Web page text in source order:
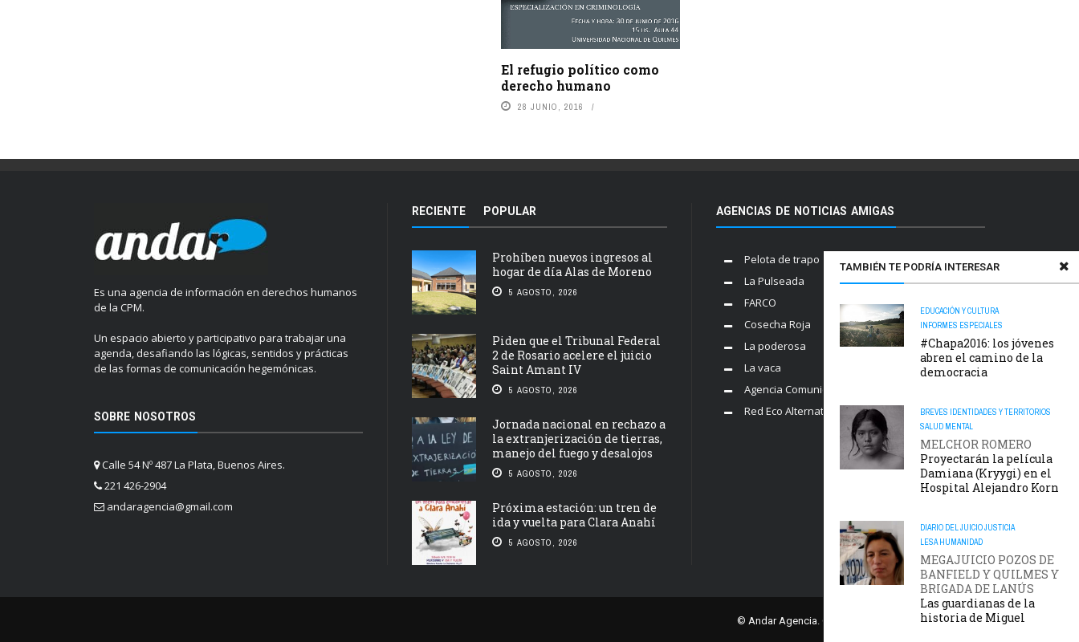
El refugio político como
derecho humano
28 JUNIO, 2016
TAMBIÉN TE PODRÍA INTERESAR
EDUCACIÓN Y CULTURA
INFORMES ESPECIALES
#Chapa2016: los jóvenes
abren el camino de la
democracia
BREVES IDENTIDADES Y TERRITORIOS
SALUD MENTAL
MELCHOR ROMERO
Proyectarán la película
Damiana (Kryygi) en el
Hospital Alejandro Korn
DIARIO DEL JUICIOJUSTICIA
LESA HUMANIDAD
MEGAJUICIO POZOS DE
BANFIELD Y QUILMES Y
BRIGADA DE LANÚS
Las guardianas de la
historia de Miguel
Es una agencia de información en derechos humanos
de la CPM.
Un espacio abierto y participativo para trabajar una
agenda, desafiando las lógicas, sentidos y prácticas
de las formas de comunicación hegemónicas.
SOBRE NOSOTROS
Calle 54 Nº 487 La Plata, Buenos Aires.
221 426-2904
andaragencia@gmail.com
RECIENTE POPULAR
Prohíben nuevos ingresos al
hogar de día Alas de Moreno
5 AGOSTO, 2026
Piden que el Tribunal Federal
2 de Rosario acelere el juicio
Saint Amant IV
5 AGOSTO, 2026
Jornada nacional en rechazo a
la extranjerización de tierras,
manejo del fuego y desalojos
5 AGOSTO, 2026
Próxima estación: un tren de
ida y vuelta para Clara Anahí
5 AGOSTO, 2026
AGENCIAS DE NOTICIAS AMIGAS
Pelota de trapo
La Pulseada
FARCO
Cosecha Roja
La poderosa
La vaca
Agencia Comunica
Red Eco Alternativo
© Andar Agencia. Comisión Provincial por la Memoria